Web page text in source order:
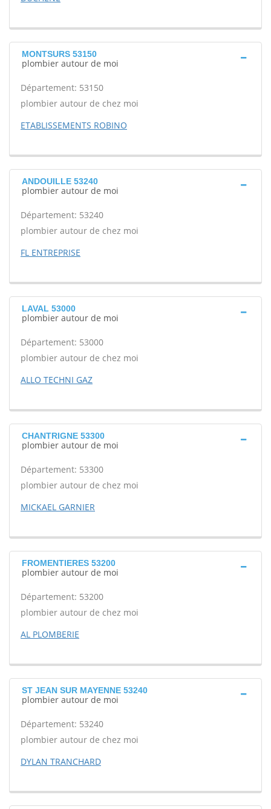
MONTSURS 53150
plombier autour de moi
Département: 53150
plombier autour de chez moi
ETABLISSEMENTS ROBINO
ANDOUILLE 53240
plombier autour de moi
Département: 53240
plombier autour de chez moi
FL ENTREPRISE
LAVAL 53000
plombier autour de moi
Département: 53000
plombier autour de chez moi
ALLO TECHNI GAZ
CHANTRIGNE 53300
plombier autour de moi
Département: 53300
plombier autour de chez moi
MICKAEL GARNIER
FROMENTIERES 53200
plombier autour de moi
Département: 53200
plombier autour de chez moi
AL PLOMBERIE
ST JEAN SUR MAYENNE 53240
plombier autour de moi
Département: 53240
plombier autour de chez moi
DYLAN TRANCHARD